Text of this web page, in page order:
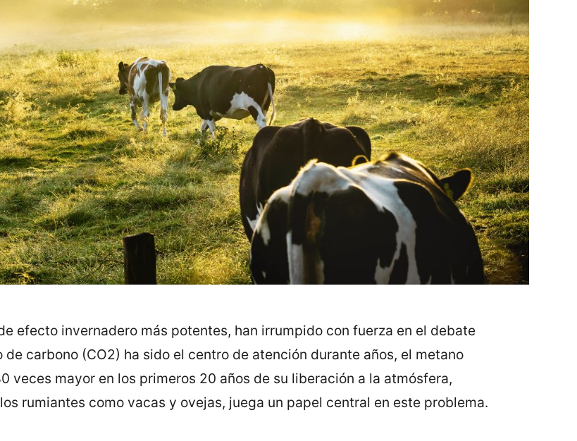
efecto invernadero más potentes, han irrumpido con fuerza en el debate
carbono (CO2) ha sido el centro de atención durante años, el metano
veces mayor en los primeros 20 años de su liberación a la atmósfera,
rumiantes como vacas y ovejas, juega un papel central en este problema.